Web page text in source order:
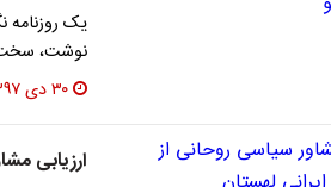
یک
نوشت، سخت
۳۰ دی ۱۳۹۷
ارزیابی